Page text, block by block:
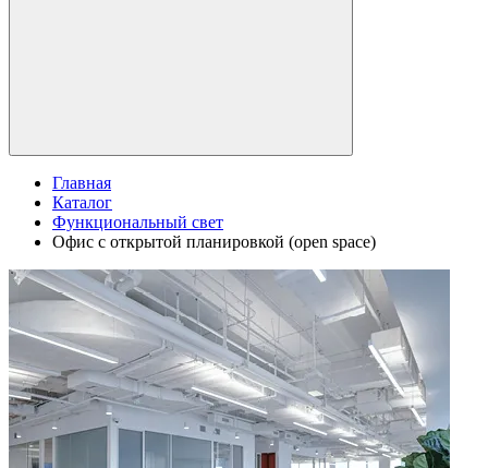
Главная
Каталог
Функциональный свет
Офис с открытой планировкой (open space)